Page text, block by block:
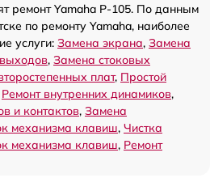
ремонт Yamaha P-105. По данным
по ремонту Yamaha, наиболее
услуги: Замена экрана, Замена
, Замена стоковых
плат, Простой
Ремонт внутренних динамиков,
и контактов, Замена
механизма клавиш, Чистка
механизма клавиш, Ремонт